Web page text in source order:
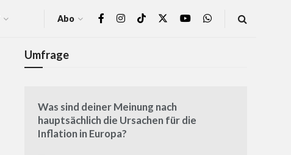
Abo
Umfrage
Was sind deiner Meinung nach
hauptsächlich die Ursachen für die
Inflation in Europa?